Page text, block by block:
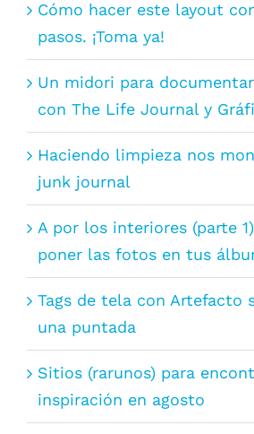
Cómo hacer este layout
pasos. ¡Toma ya!
Un midori para
con The Life Journal y
Haciendo limpieza nos
junk journal
A por los interiores (parte
poner las fotos en tus
Tags de tela con Artefacto
una puntada
Sitios (rarunos) para
inspiración en agosto